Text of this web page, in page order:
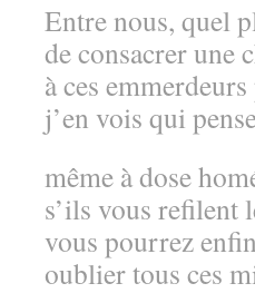
Entre nous, quel
de consacrer une
à ces
j’en vois qui
même à dose
s’ils vous refilent
vous pourrez
oublier tous ces